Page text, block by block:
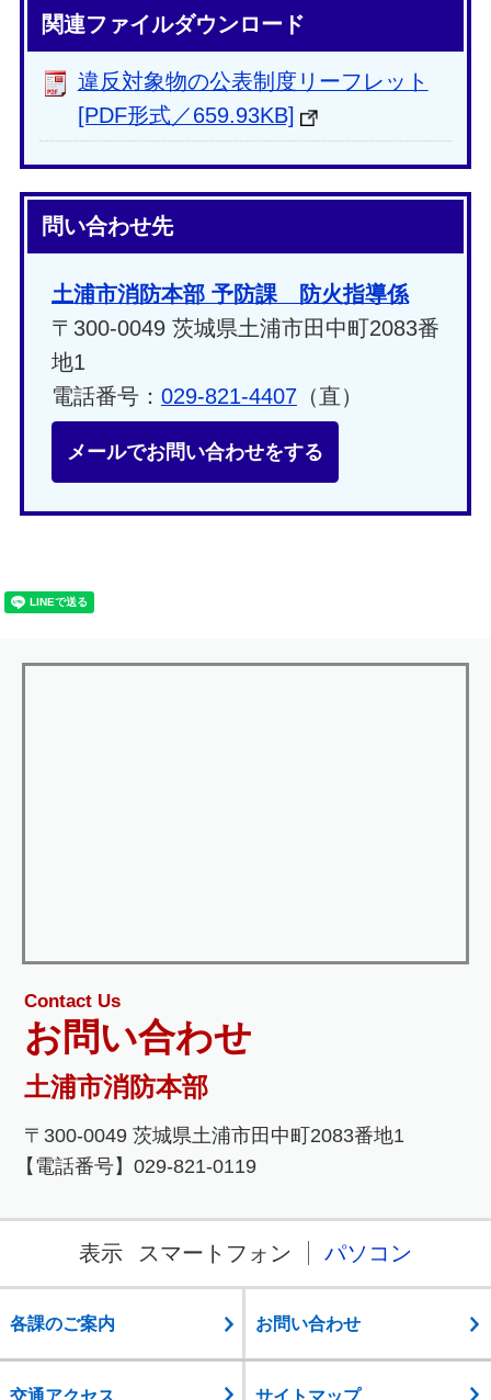
関連ファイルダウンロード
違反対象物の公表制度リーフレット
[PDF形式／659.93KB]
問い合わせ先
土浦市消防本部 予防課 防火指導係
〒300-0049 茨城県土浦市田中町2083番
地1
電話番号： 029-821-4407（直）
メールでお問い合わせをする
Contact Us
お問い合わせ
土浦市消防本部
〒300-0049 茨城県土浦市田中町2083番地1
【電話番号】029-821-0119
表示 スマートフォン パソコン
各課のご案内 お問い合わせ
交通アクセス サイトマップ